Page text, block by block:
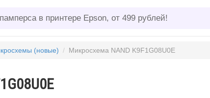
в принтере Epson, от 499 рублей!
(новые) / Микросхема NAND K9F1G08U0E